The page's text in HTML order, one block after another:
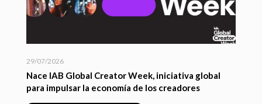
29/07/2026
Nace IAB Global Creator Week, iniciativa global
para impulsar la economía de los creadores